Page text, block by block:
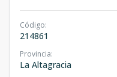
Código:
214861
Provincia:
La Altagracia